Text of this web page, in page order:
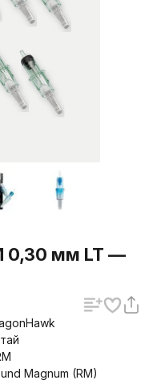
0,30 мм LT —
Magnum (RM)